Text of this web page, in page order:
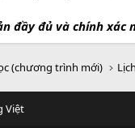
đầy đủ và chính xác
(chương trình mới)
Việt